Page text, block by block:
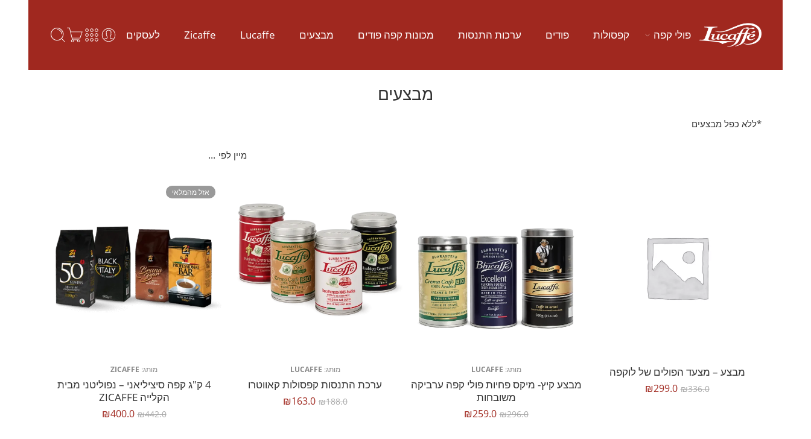
פולי קפה קפסולות פודים ערכות התנסות מכונות קפה פודים מבצעים Lucaffe
Zicaffe לעסקים
מבצעים
*ללא כפל מבצעים
מיין לפי ...
מבצע – מצעד הפולים של לוקפה
₪336.0
₪299.0
מותג: LUCAFFE
מבצע קיץ- מיקס פחיות פולי קפה ערביקה
משובחות
₪296.0
₪259.0
מותג: LUCAFFE
ערכת התנסות קפסולות קאווטרו
₪188.0
₪163.0
אזל מהמלאי
מותג: ZICAFFE
4 ק"ג קפה סיציליאני – נפוליטני מבית
הקלייה ZICAFFE
₪442.0
₪400.0